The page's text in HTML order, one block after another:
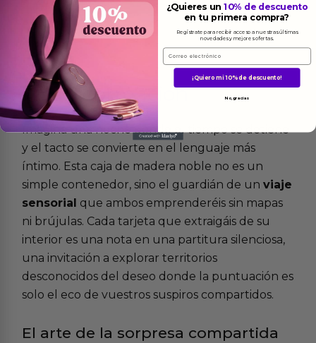
Másinformacion
Imagina una noche donde el tiempo se detiene
y el tacto se convierte en el lenguaje más
íntimo. Esta caja de madera noble no es un
simple contenedor, sino el guardián de unviaje
sensorial que ambos emprenderéis sin mapas
ni brújulas. Cada tarjeta que extraigáis de su
interior es una nota en una partitura silenciosa,
una invitación a explorar territorios
desconocidos del deseo donde la puntuación es
solo el eco de vuestros suspiros compartidos.
El arte de la sorpresa compartida
¿Quieres un10% de descuento
en tu primera compra?
Regístrate para recibir acceso a nuestras últimas
novedades y mejores ofertas.
Email
¡Quiero mi 10% de descuento!
No, gracias